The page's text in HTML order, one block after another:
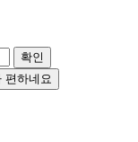
확인
결제하고 몇일 뒤에 장착하러 가니까 편하네요